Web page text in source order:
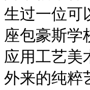
生过一位可
座包豪斯学
应用工艺美
外来的纯粹